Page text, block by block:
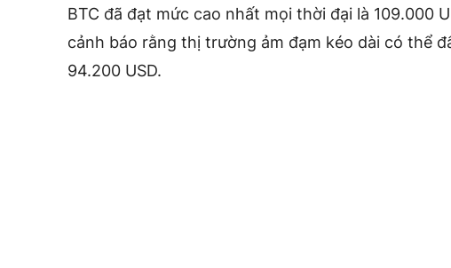
BTC đã đạt mức cao nhất mọi thời đại là 109.000
cảnh báo rằng thị trường ảm đạm kéo dài có thể
94.200 USD.